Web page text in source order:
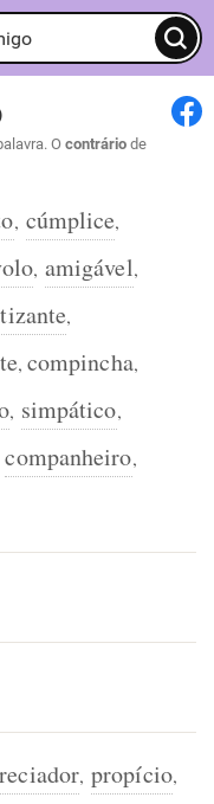
O contrário de
, cúmplice,
, amigável,
,
, compincha,
, simpático,
companheiro,
, propício,